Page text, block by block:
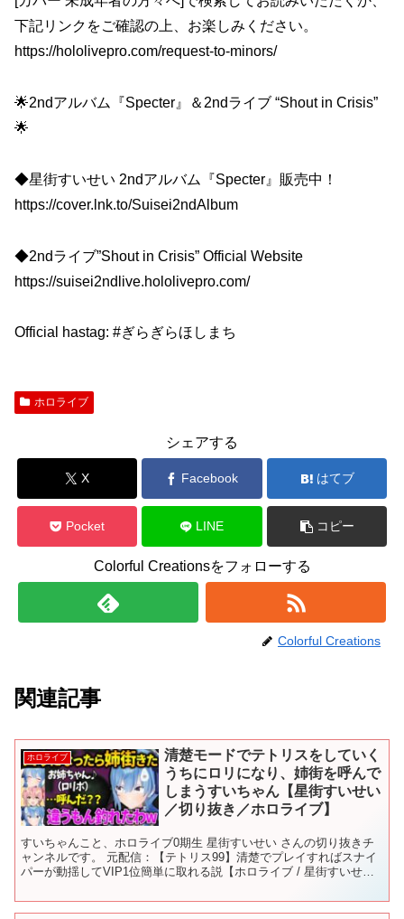
下記リンクをご確認の上、お楽しみください。
https://hololivepro.com/request-to-minors/
🌟2ndアルバム『Specter』＆2ndライブ “Shout in Crisis”
🌟
◆星街すいせい 2ndアルバム『Specter』販売中！
https://cover.lnk.to/Suisei2ndAlbum
◆2ndライブ”Shout in Crisis” Official Website
https://suisei2ndlive.hololivepro.com/
Official hastag: #ぎらぎらほしまち
ホロライブ
シェアする
X Facebook はてブ
Pocket LINE コピー
Colorful Creationsをフォローする
Colorful Creations
関連記事
ホロライブ
清楚モードでテトリスをしていく
うちにロリになり、姉街を呼んで
しまうすいちゃん【星街すいせい
／切り抜き／ホロライブ】
すいちゃんこと、ホロライブ0期生 星街すいせい さんの切り抜きチ
ャンネルです。 元配信：【テトリス99】清楚でプレイすればスナイ
パーが動揺してVIP1位簡単に取れる説【ホロライブ / 星街すいせ